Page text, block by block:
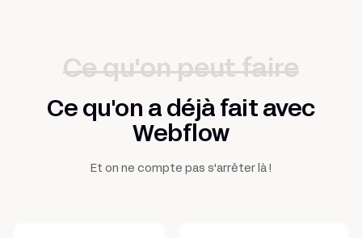
Ce qu'on peut faire
Ce qu'on a déjà fait avec
Webflow
Et on ne compte pas s'arrêter là !